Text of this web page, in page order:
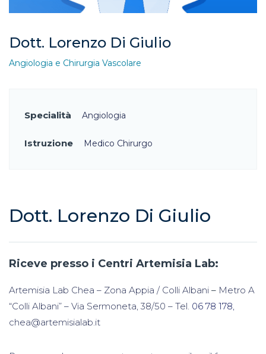
Dott. Lorenzo Di Giulio
Angiologia e Chirurgia Vascolare
Specialità Angiologia
Istruzione Medico Chirurgo
Dott. Lorenzo Di Giulio
Riceve presso i Centri Artemisia Lab:
Artemisia Lab Chea – Zona Appia / Colli Albani – Metro A
“Colli Albani” – Via Sermoneta, 38/50 – Tel. 06 78 178,
chea@artemisialab.it